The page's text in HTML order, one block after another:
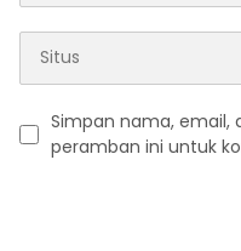
Simpan nama, email,
peramban ini untuk